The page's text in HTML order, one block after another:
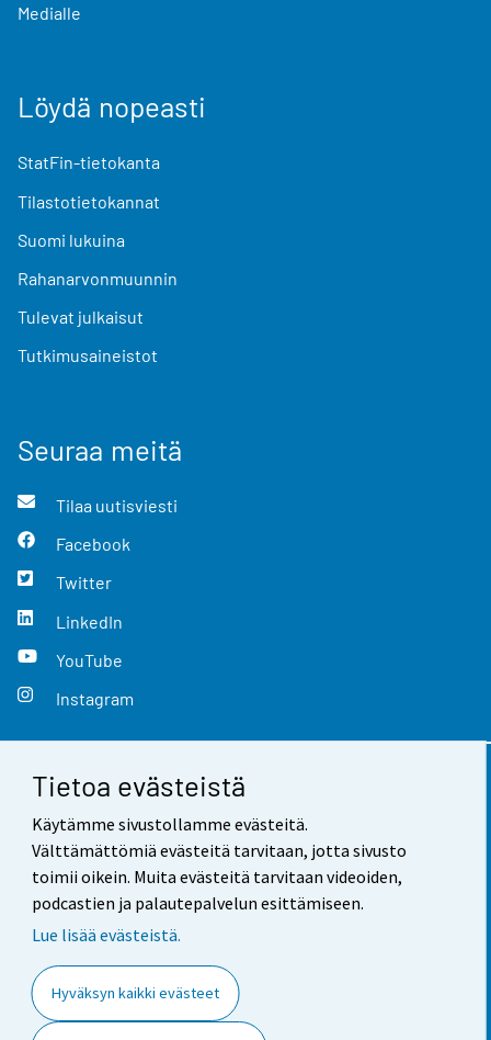
Tietoa evästeistä
Käytämme sivustollamme evästeitä.
Välttämättömiä evästeitä tarvitaan, jotta sivusto
toimii oikein. Muita evästeitä tarvitaan videoiden,
podcastien ja palautepalvelun esittämiseen.
Lue lisää evästeistä.
Hyväksyn kaikki evästeet
Medialle
Löydä nopeasti
StatFin-tietokanta
Tilastotietokannat
Suomi lukuina
Rahanarvonmuunnin
Tulevat julkaisut
Tutkimusaineistot
Seuraa meitä
Tilaa uutisviesti
Facebook
Twitter
LinkedIn
YouTube
Instagram
Yhteystiedot
Palaute
Käyttöehdot
Saavutettavuus
Tietoa sivustosta